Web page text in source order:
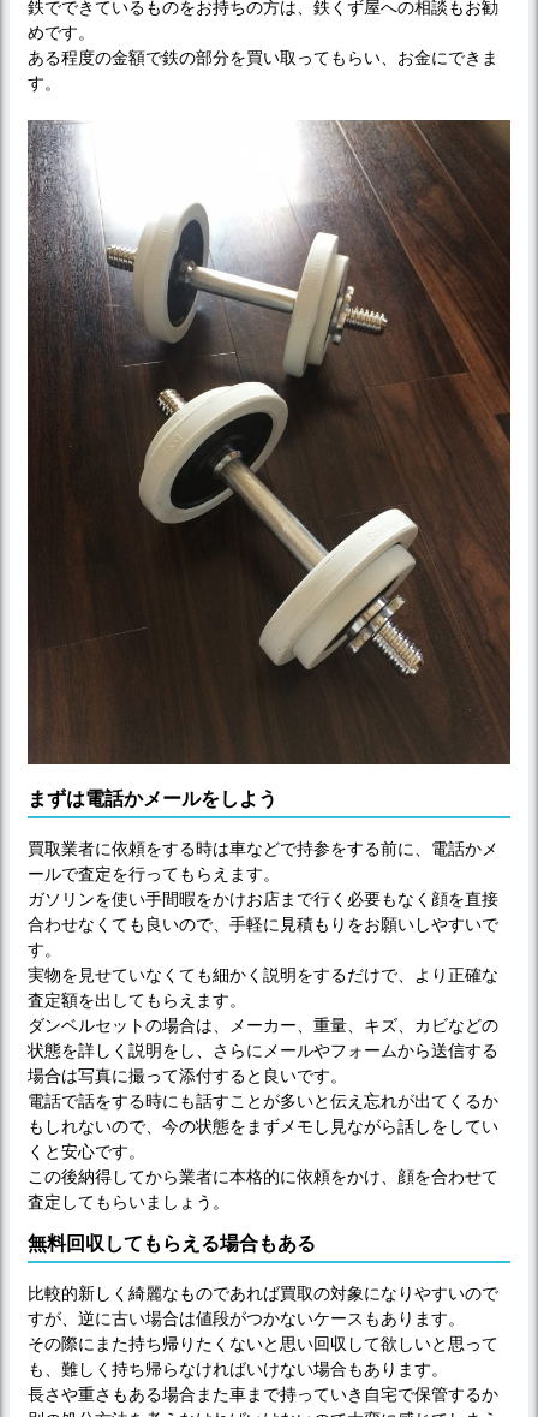
鉄でできているものをお持ちの方は、鉄くず屋への相談もお勧
めです。
ある程度の金額で鉄の部分を買い取ってもらい、お金にできま
す。
まずは電話かメールをしよう
買取業者に依頼をする時は車などで持参をする前に、電話かメ
ールで査定を行ってもらえます。
ガソリンを使い手間暇をかけお店まで行く必要もなく顔を直接
合わせなくても良いので、手軽に見積もりをお願いしやすいで
す。
実物を見せていなくても細かく説明をするだけで、より正確な
査定額を出してもらえます。
ダンベルセットの場合は、メーカー、重量、キズ、カビなどの
状態を詳しく説明をし、さらにメールやフォームから送信する
場合は写真に撮って添付すると良いです。
電話で話をする時にも話すことが多いと伝え忘れが出てくるか
もしれないので、今の状態をまずメモし見ながら話しをしてい
くと安心です。
この後納得してから業者に本格的に依頼をかけ、顔を合わせて
査定してもらいましょう。
無料回収してもらえる場合もある
比較的新しく綺麗なものであれば買取の対象になりやすいので
すが、逆に古い場合は値段がつかないケースもあります。
その際にまた持ち帰りたくないと思い回収して欲しいと思って
も、難しく持ち帰らなければいけない場合もあります。
長さや重さもある場合また車まで持っていき自宅で保管するか